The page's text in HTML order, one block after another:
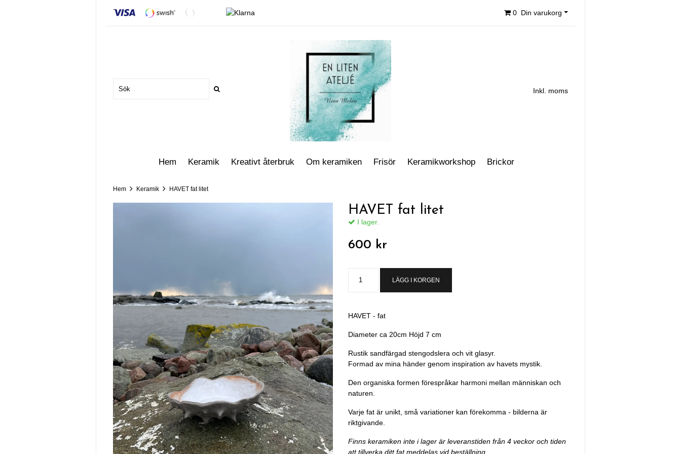
0 Din varukorg
Inkl. moms
Hem Keramik Kreativt återbruk Om keramiken Frisör Keramikworkshop Brickor
Hem Keramik HAVET fat litet
HAVET fat litet
I lager.
600 kr
LÄGG I KORGEN
HAVET - fat
Diameter ca 20cm Höjd 7 cm
Rustik sandfärgad stengodslera och vit glasyr.
Formad av mina händer genom inspiration av havets mystik.
Den organiska formen förespråkar harmoni mellan människan och
naturen.
Varje fat är unikt, små variationer kan förekomma - bilderna är
riktgivande.
Finns keramiken inte i lager är leveranstiden från 4 veckor och tiden
att tillverka ditt fat meddelas vid beställning